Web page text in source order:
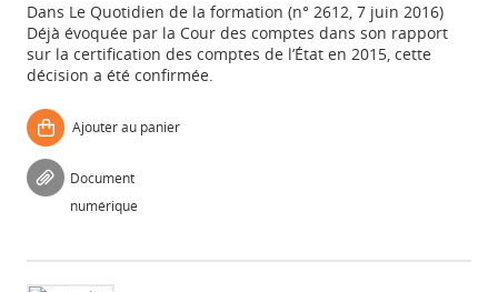
Dans Le Quotidien de la formation (n° 2612, 7 juin 2016)
Déjà évoquée par la Cour des comptes dans son rapport
sur la certification des comptes de l’État en 2015, cette
décision a été confirmée.
Ajouter au panier
Document
numérique